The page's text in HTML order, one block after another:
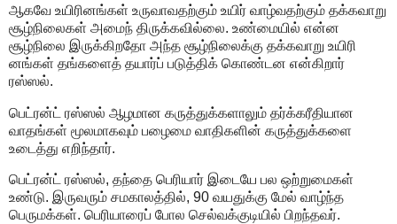
ஆகவே உயிரினங்கள் உருவாவதற்கும் உயிர் வாழ்வதற்கும் தக்கவாறு
சூழ்நிலைகள் அமைந் திருக்கவில்லை. உண்மையில் என்ன
சூழ்நிலை இருக்கிறதோ அந்த சூழ்நிலைக்கு தக்கவாறு உயிரி
னங்கள் தங்களைத் தயார்ப் படுத்திக் கொண்டன என்கிறார்
ரஸ்ஸல்.
பெட்ரன்ட் ரஸ்ஸல் ஆழமான கருத்துக்களாலும் தர்க்கரீதியான
வாதங்கள் மூலமாகவும் பழைமை வாதிகளின் கருத்துக்களை
உடைத்து எறிந்தார்.
பெட்ரன்ட் ரஸ்ஸல், தந்தை பெரியார் இடையே பல ஒற்றுமைகள்
உண்டு. இருவரும் சமகாலத்தில், 90 வயதுக்கு மேல் வாழ்ந்த
பெருமக்கள். பெரியாரைப் போல செல்வக்குடியில் பிறந்தவர்.